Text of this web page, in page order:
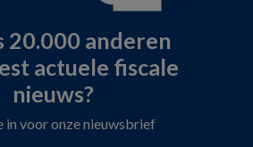
20.000 anderen
actuele fiscale
nieuws?
in voor onze nieuwsbrief